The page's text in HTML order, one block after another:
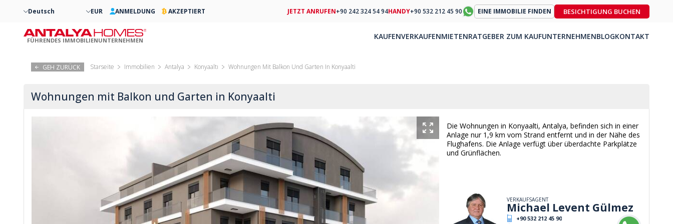
GEH ZURÜCK Starseite Immobilien Antalya Konyaaltı Wohnungen Mit Balkon Und Garten In Konyaalti
Wohnungen mit Balkon und Garten in Konyaalti
Die Wohnungen in Konyaalti, Antalya, befinden sich in einer
Anlage nur 1,9 km vom Strand entfernt und in der Nähe des
Flughafens. Die Anlage verfügt über überdachte Parkplätze
und Grünflächen.
VERKAUFSAGENT
Michael Levent Gülmez
+90 532 212 45 90
Deutsch EUR ANMELDUNG AKZEPTIERT
FÜHRENDES IMMOBILIENUNTERNEHMEN
JETZT ANRUFEN+90 242 324 54 94HANDY+90 532 212 45 90 EINE IMMOBILIE FINDEN BESICHTIGUNG BUCHEN
KAUFENVERKAUFENMIETENRATGEBER ZUM KAUFUNTERNEHMENBLOGKONTAKT